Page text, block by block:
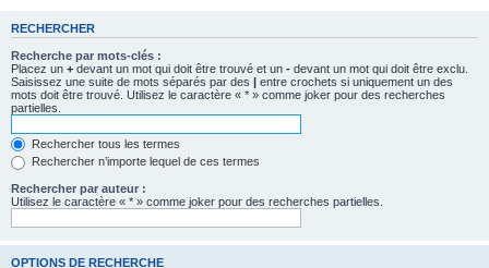
RECHERCHER
Recherche par mots-clés :
Placez un + devant un mot qui doit être trouvé et un - devant un mot qui doit être exclu.
Saisissez une suite de mots séparés par des | entre crochets si uniquement un des
mots doit être trouvé. Utilisez le caractère « * » comme joker pour des recherches
partielles.
Rechercher tous les termes
Rechercher n’importe lequel de ces termes
Rechercher par auteur :
Utilisez le caractère « * » comme joker pour des recherches partielles.
OPTIONS DE RECHERCHE